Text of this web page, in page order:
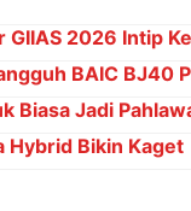
GIIAS 2026 Intip
BAIC BJ40
Biasa Jadi
Hybrid Bikin Kaget